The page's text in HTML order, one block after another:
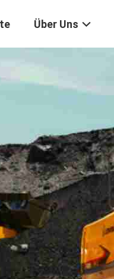
Über Uns